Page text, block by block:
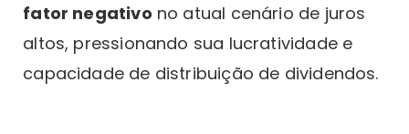
fator negativo no atual cenário de juros
altos, pressionando sua lucratividade e
capacidade de distribuição de dividendos.